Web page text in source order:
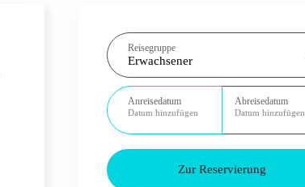
Reisegruppe
Erwachsener
Anreisedatum
Datum hinzufügen
Abreisedatum
Datum hinzufügen
Zur Reservierung